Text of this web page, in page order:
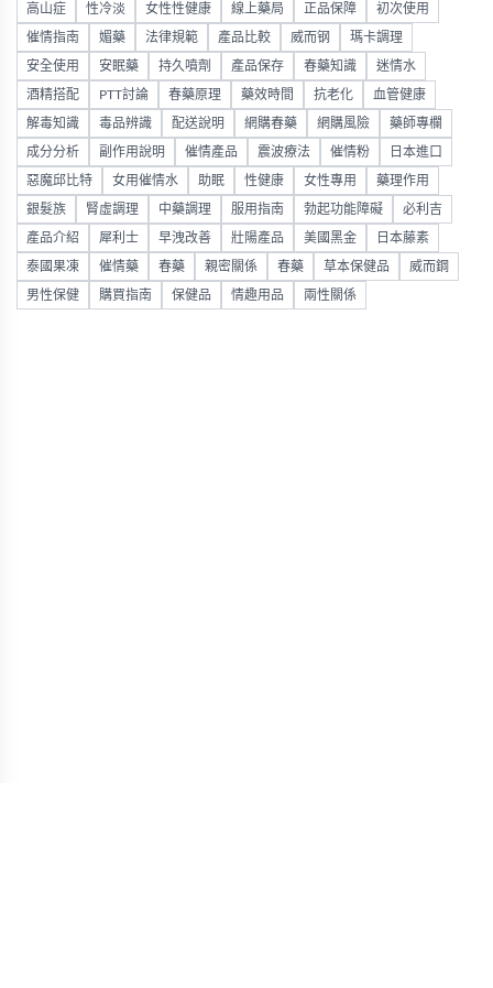
高山症 性冷淡 女性性健康 線上藥局 正品保障 初次使用
催情指南 媚藥 法律規範 產品比較 威而钢 瑪卡調理
安全使用 安眠藥 持久噴劑 產品保存 春藥知識 迷情水
酒精搭配 PTT討論 春藥原理 藥效時間 抗老化 血管健康
解毒知識 毒品辨識 配送說明 網購春藥 網購風險 藥師專欄
成分分析 副作用說明 催情產品 震波療法 催情粉 日本進口
惡魔邱比特 女用催情水 助眠 性健康 女性專用 藥理作用
銀髮族 腎虛調理 中藥調理 服用指南 勃起功能障礙 必利吉
產品介紹 犀利士 早洩改善 壯陽產品 美國黑金 日本藤素
泰國果凍 催情藥 春藥 親密關係 春藥 草本保健品 威而鋼
男性保健 購買指南 保健品 情趣用品 兩性關係